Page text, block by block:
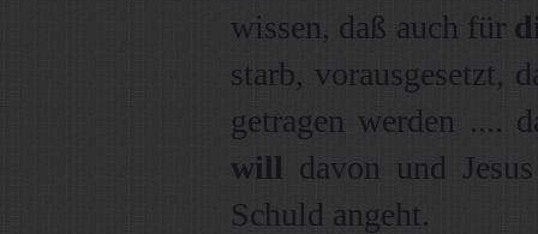
wissen, daß auch für
starb, vorausgesetzt,
getragen werden ....
will davon und
Schuld angeht.